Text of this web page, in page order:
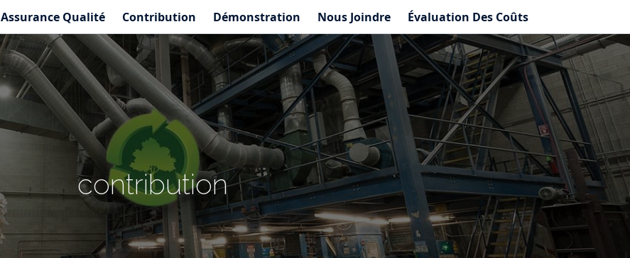
Assurance Qualité Contribution Démonstration Nous Joindre Évaluation Des Coûts
contribution